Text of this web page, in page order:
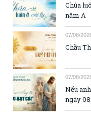
Chúa
năm A
07/08/
Chầu
07/08/
Nếu
ngày